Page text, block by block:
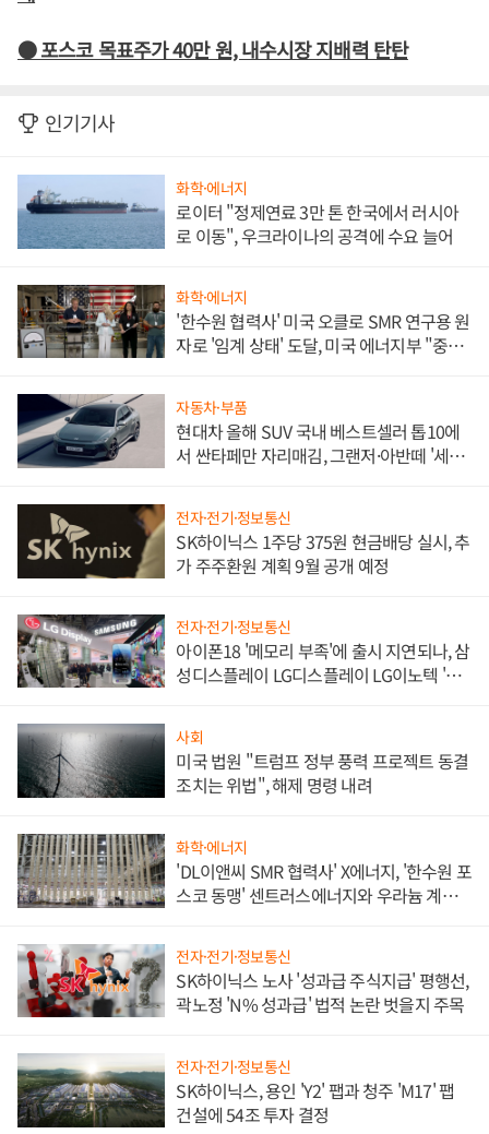
● 포스코 목표주가 40만 원, 내수시장 지배력 탄탄
인기기사
화학·에너지
로이터 "정제연료 3만 톤 한국에서 러시아
로 이동", 우크라이나의 공격에 수요 늘어
화학·에너지
'한수원 협력사' 미국 오클로 SMR 연구용 원
자로 '임계 상태' 도달, 미국 에너지부 "중요
자동차·부품
현대차 올해 SUV 국내 베스트셀러 톱10에
서 싼타페만 자리매김, 그랜저·아반떼 '세단
전자·전기·정보통신
SK하이닉스 1주당 375원 현금배당 실시, 추
가 주주환원 계획 9월 공개 예정
전자·전기·정보통신
아이폰18 '메모리 부족'에 출시 지연되나, 삼
성디스플레이 LG디스플레이 LG이노텍 '탈
사회
미국 법원 "트럼프 정부 풍력 프로젝트 동결
조치는 위법", 해제 명령 내려
화학·에너지
'DL이앤씨 SMR 협력사' X에너지, '한수원 포
스코 동맹' 센트러스에너지와 우라늄 계약
전자·전기·정보통신
SK하이닉스 노사 '성과급 주식지급' 평행선,
곽노정 'N% 성과급' 법적 논란 벗을지 주목
전자·전기·정보통신
SK하이닉스, 용인 'Y2' 팹과 청주 'M17' 팹
건설에 54조 투자 결정